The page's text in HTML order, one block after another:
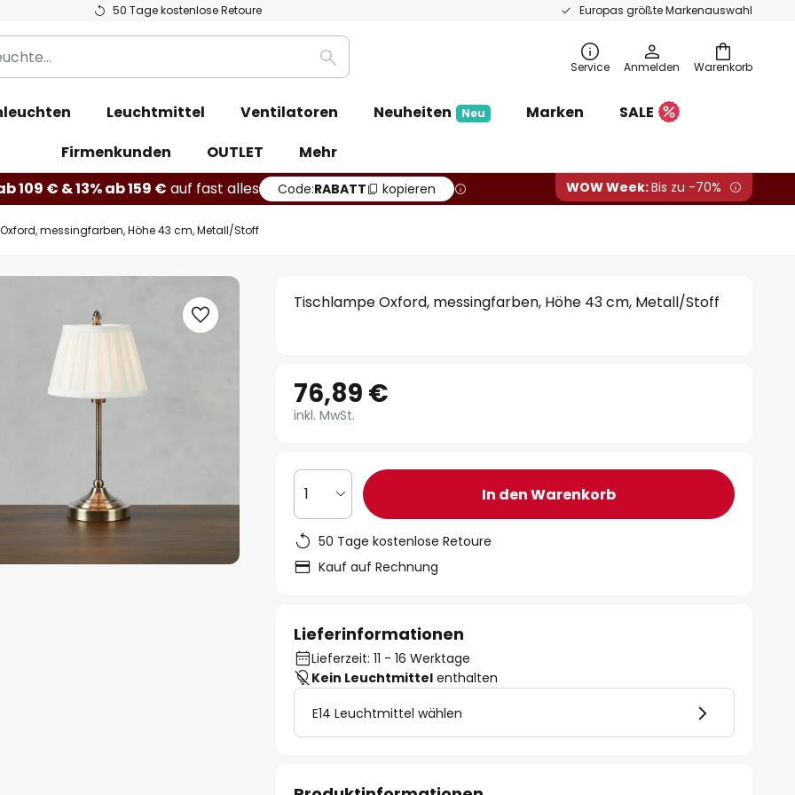
50 Tage kostenlose Retoure Europas größte Markenauswahl
Warenkorb
Suche Service Anmelden
Leuchtmittel Ventilatoren Neuheiten Neu Marken
SALE
Firmenkunden
OUTLET
Mehr
109 € & 13% ab 159 € auf fast alles Code:RABATT kopieren WOW Week:Bis zu -70%
messingfarben, Höhe 43 cm, Metall/Stoff
Tischlampe Oxford, messingfarben, Höhe 43 cm, Metall/Stoff
76,89 €
inkl. MwSt.
1 In den Warenkorb
50 Tage kostenlose Retoure
Kauf auf Rechnung
Lieferinformationen
Lieferzeit: 11 - 16 Werktage
Kein Leuchtmittel enthalten
E14 Leuchtmittel wählen